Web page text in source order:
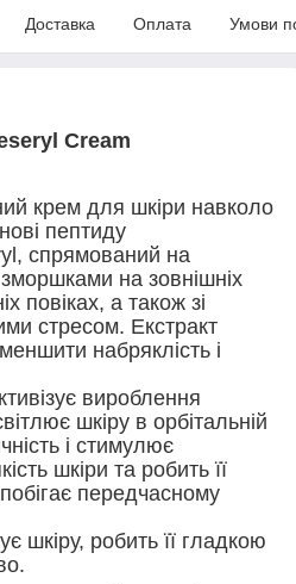
Доставка Оплата Умови
Cream
крем для шкіри навколо
пептиду
спрямований на
на зовнішніх
повіках, а також зі
стресом. Екстракт
набряклість і
вироблення
шкіру в орбітальній
і стимулює
шкіри та робить її
передчасному
шкіру, робить її гладкою